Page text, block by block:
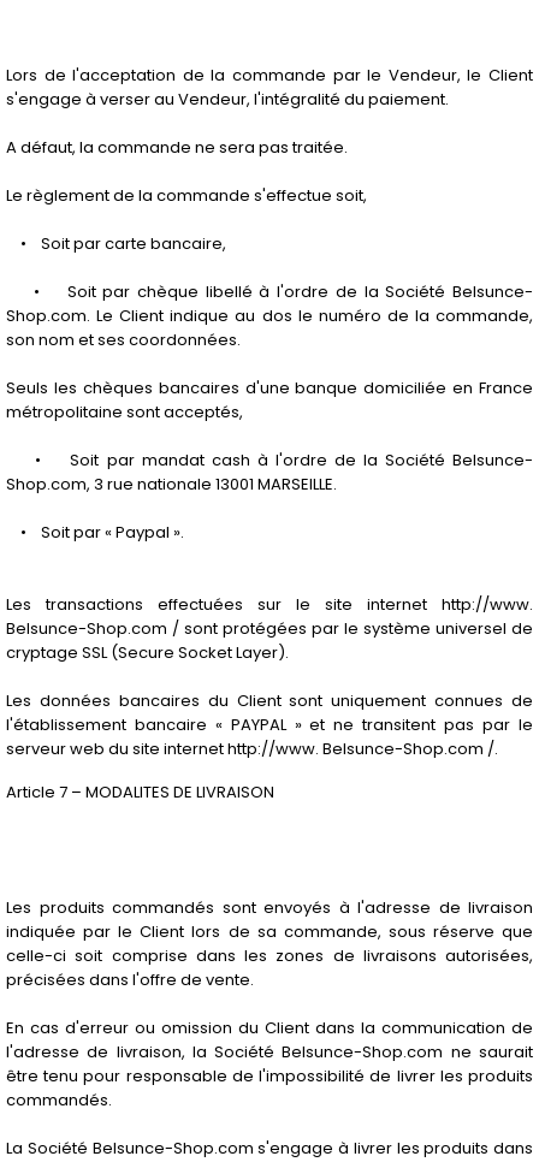
Lors de l'acceptation de la commande par le Vendeur, le Client
s'engage à verser au Vendeur, l'intégralité du paiement.
A défaut, la commande ne sera pas traitée.
Le règlement de la commande s'effectue soit,
• Soit par carte bancaire,
• Soit par chèque libellé à l'ordre de la Société Belsunce-
Shop.com. Le Client indique au dos le numéro de la commande,
son nom et ses coordonnées.
Seuls les chèques bancaires d'une banque domiciliée en France
métropolitaine sont acceptés,
• Soit par mandat cash à l'ordre de la Société Belsunce-
Shop.com, 3 rue nationale 13001 MARSEILLE.
• Soit par « Paypal ».
Les transactions effectuées sur le site internet http://www.
Belsunce-Shop.com / sont protégées par le système universel de
cryptage SSL (Secure Socket Layer).
Les données bancaires du Client sont uniquement connues de
l'établissement bancaire « PAYPAL » et ne transitent pas par le
serveur web du site internet http://www. Belsunce-Shop.com /.
Article 7 – MODALITES DE LIVRAISON
Les produits commandés sont envoyés à l'adresse de livraison
indiquée par le Client lors de sa commande, sous réserve que
celle-ci soit comprise dans les zones de livraisons autorisées,
précisées dans l'offre de vente.
En cas d'erreur ou omission du Client dans la communication de
l'adresse de livraison, la Société Belsunce-Shop.com ne saurait
être tenu pour responsable de l'impossibilité de livrer les produits
commandés.
La Société Belsunce-Shop.com s'engage à livrer les produits dans